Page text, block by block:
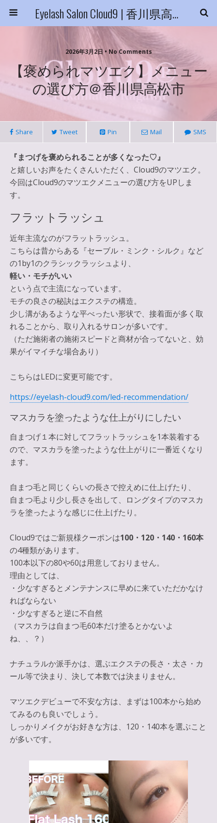
Eyelash Salon Cloud9 | 香川県高松市
2026年3月2日 • No Comments
【褒められマツエク】メニュー
の選び方＠香川県高松市
Share Tweet Pin Mail SMS
『まつげを褒められることが多くなった♡』
と嬉しいお声をたくさんいただく、Cloud9のマツエク。
今回はCloud9のマツエクメニューの選び方をUPしま
す。
フラットラッシュ
近年主流なのがフラットラッシュ。
こちらは昔からある『セーブル・ミンク・シルク』など
の1by1のクラシックラッシュより、
軽い・モチがいい
という点で主流になっています。
モチの良さの秘訣はエクステの構造。
少し溝があるような平べったい形状で、接着面が多く取
れることから、取り入れるサロンが多いです。
（ただ施術者の施術スピードと商材が合ってないと、効
果がイマイチな場合あり）
こちらはLEDに変更可能です。
https://eyelash-cloud9.com/led-recommendation/
マスカラを塗ったような仕上がりにしたい
自まつげ１本に対してフラットラッシュを1本装着する
ので、マスカラを塗ったような仕上がりに一番近くなり
ます。
自まつ毛と同じくらいの長さで控えめに仕上げたり、
自まつ毛より少し長さを出して、ロングタイプのマスカ
ラを塗ったような感じに仕上げたり。
Cloud9ではご新規様クーポンは100・120・140・160本
の4種類があります。
100本以下の80や60は用意しておりません。
理由としては、
・少なすぎるとメンテナンスに早めに来ていただかなけ
ればならない
・少なすぎると逆に不自然
（マスカラは自まつ毛60本だけ塗るとかないよ
ね、、？）
ナチュラルか派手かは、選ぶエクステの長さ・太さ・カ
ール等で決まり、決して本数では決まりません。
マツエクデビューで不安な方は、まずは100本から始め
てみるのも良いでしょう。
しっかりメイクがお好きな方は、120・140本を選ぶこと
が多いです。